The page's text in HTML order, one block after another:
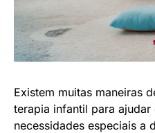
Existem muitas maneiras
terapia infantil para ajudar
necessidades especiais a